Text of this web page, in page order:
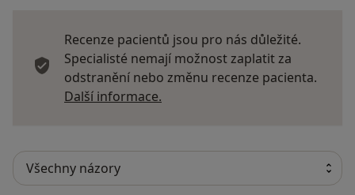
Recenze pacientů jsou pro nás důležité.
Specialisté nemají možnost zaplatit za
odstranění nebo změnu recenze pacienta.
Další informace.